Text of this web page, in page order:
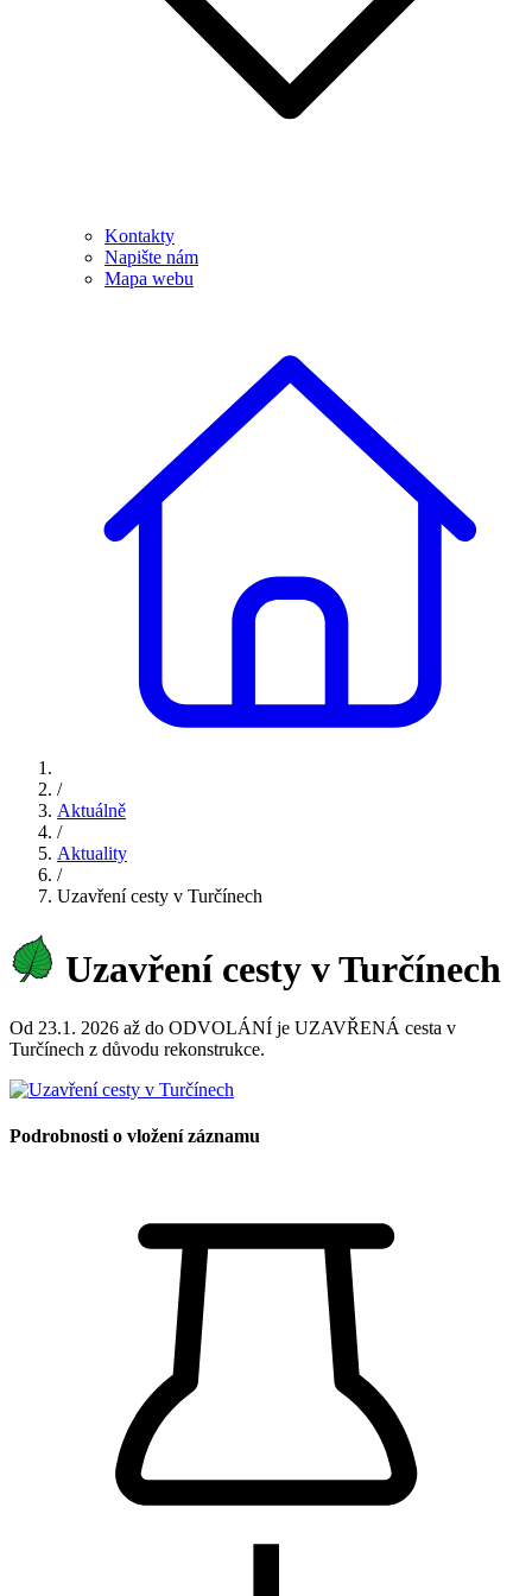
Kontakty
Napište nám
Mapa webu
/
Aktuálně
/
Aktuality
/
Uzavření cesty v Turčínech
Uzavření cesty v Turčínech
Od 23.1. 2026 až do ODVOLÁNÍ je UZAVŘENÁ cesta v
Turčínech z důvodu rekonstrukce.
Podrobnosti o vložení záznamu